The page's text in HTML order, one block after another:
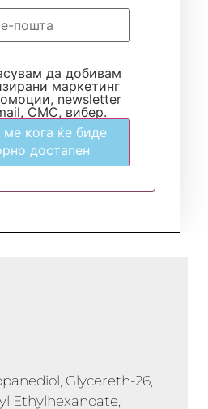
да добивам
маркетинг
newsletter
СМС, вибер.
ме кога ќе биде
достапен
Glycereth-26,
Ethylhexanoate,